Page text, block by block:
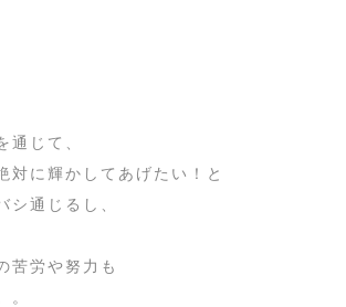
通じて、
対に輝かしてあげたい！と
シ通じるし、
苦労や努力も
。